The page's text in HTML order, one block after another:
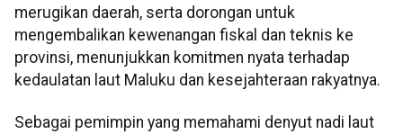
merugikan daerah, serta dorongan untuk
mengembalikan kewenangan fiskal dan teknis ke
provinsi, menunjukkan komitmen nyata terhadap
kedaulatan laut Maluku dan kesejahteraan rakyatnya.
Sebagai pemimpin yang memahami denyut nadi laut